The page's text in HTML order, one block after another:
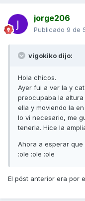
jorge206
Publicado 9 de
vigokiko dijo:
Hola chicos.
Ayer fui a ver la y
preocupaba la
ella y moviendo la
lo vi necesario, me
tenerla. Hice la
Ahora a esperar que
:ole :ole :ole
El póst anterior era por